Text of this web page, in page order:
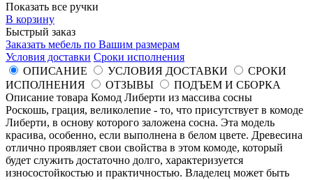
Показать все ручки
В корзину
Быстрый заказ
Заказать мебель по Вашим размерам
Условия доставки Сроки исполнения
ОПИСАНИЕ
УСЛОВИЯ ДОСТАВКИ
СРОКИ
ИСПОЛНЕНИЯ
ОТЗЫВЫ
ПОДЪЕМ И СБОРКА
Описание товара Комод Либерти из массива сосны
Роскошь, грация, великолепие - то, что присутствует в комоде
Либерти, в основу которого заложена сосна. Эта модель
красива, особенно, если выполнена в белом цвете. Древесина
отлично проявляет свои свойства в этом комоде, который
будет служить достаточно долго, характеризуется
износостойкостью и практичностью. Владелец может быть